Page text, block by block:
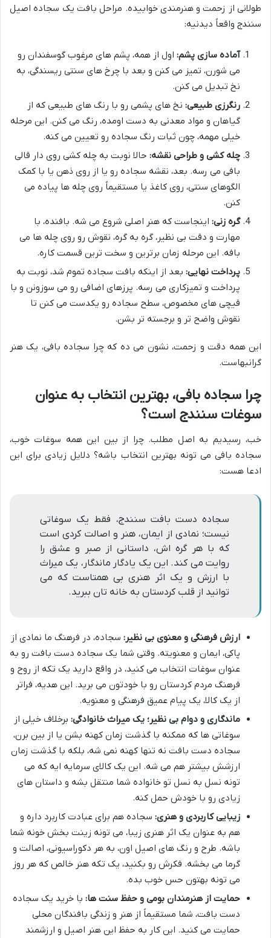
طولانی از زحمت و هنرمندی خوابیده. مراحل بافت یک سجاده اصیل
سنندج واقعاً دیدنیه:
آماده سازی پشم: اول از همه، پشم های مرغوب گوسفندان رو
می شورن، تمیز می کنن و بعد با چرخ های سنتی ریسندگی، به
نخ تبدیل می کنن.
رنگرزی طبیعی: نخ های پشمی رو با رنگ های طبیعی که از
گیاهان و مواد معدنی به دست اومده، رنگ می کنن. این مرحله
خیلی مهمه، چون ثبات رنگ سجاده رو تعیین می کنه.
چله کشی و طراحی نقشه: حالا نوبت به چله کشی روی دار قالی
بافی می رسه. بعد، نقشه سجاده رو یا از روی ذهن یا با کمک
الگوهای سنتی، روی کاغذ یا مستقیماً روی چله ها پیاده می
کنن.
گره زنی: اینجاست که هنر اصلی شروع می شه. بافنده، با
مهارت و دقت بی نظیر، گره به گره، نقوش رو روی چله ها می
بافه. این مرحله زمان برترین و سخت ترین قسمت کاره.
پرداخت نهایی: بعد از اینکه بافت سجاده تموم شد، نوبت به
پرداخت و تمیزکاری می رسه. پرزهای اضافی رو می سوزونن و با
قیچی های مخصوص، سطح سجاده رو یکدست می کنن تا
نقوش واضح تر و برجسته تر بشن.
این همه دقت و زحمت، نشون می ده که چرا سجاده بافی، یک هنر
گرانبهاست.
چرا سجاده بافی، بهترین انتخاب به عنوان
سوغات سنندج است؟
خب، رسیدیم به اصل مطلب. چرا از بین این همه سوغات خوب،
سجاده بافی می تونه بهترین انتخاب باشه؟ دلایل زیادی برای این
ادعا هست:
سجاده دست بافت سنندج، فقط یک سوغاتی
نیست؛ نمادی از ایمان، هنر و اصالت کردی است
که با هر گره اش، داستانی از صبر و عشق را
روایت می کند. این یک یادگار ماندگار، یک میراث
با ارزش و یک اثر هنری بی همتاست که می
توانید از قلب کردستان به خانه تان ببرید.
ارزش فرهنگی و معنوی بی نظیر: سجاده، در فرهنگ ما نمادی از
پاکی، ایمان و معنویته. وقتی شما یک سجاده دست بافت رو به
عنوان سوغات انتخاب می کنید، در واقع دارید یک تکه از روح و
فرهنگ مردم کردستان رو با خودتون می برید. این هدیه، فراتر
از یک کالا، یک پیام عمیق فرهنگی و معنویه.
ماندگاری و دوام بی نظیر؛ یک میراث خانوادگی: برخلاف خیلی از
سوغاتی ها که ممکنه با گذشت زمان کهنه بشن یا از بین برن،
سجاده دست بافت نه تنها کهنه نمی شه، بلکه با گذشت زمان
ارزشش بیشتر هم می شه. این یک کالای سرمایه ایه که می
تونه نسل به نسل تو خانواده شما منتقل بشه و داستان های
زیادی رو با خودش حمل کنه.
زیبایی کاربردی و هنری: سجاده هم برای عبادت کاربرد داره و
هم به عنوان یک اثر هنری زیبا، می تونه زینت بخش خونه شما
باشه. طرح و رنگ های اصیل اون، به هر دکوراسیونی، اصالت و
گرما می بخشه. فکرش رو بکنید، یک تکه هنر خالص که هر روز
می تونه بهتون حس خوب بده.
حمایت از هنرمندان بومی و حفظ سنت ها: با خرید یک سجاده
دست بافت، شما مستقیماً از هنر و زندگی بافندگان محلی
حمایت می کنید. این کار به حفظ این هنر اصیل و ارزشمند